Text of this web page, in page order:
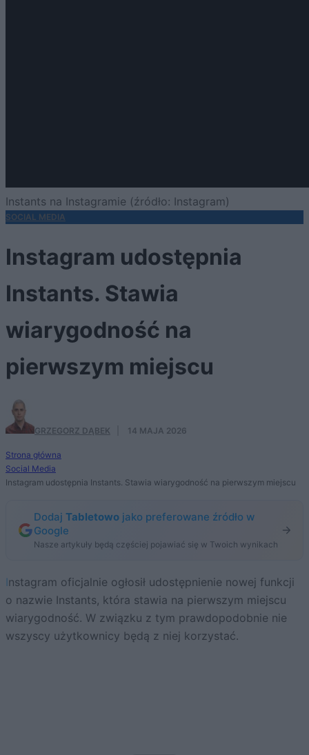
Instants na Instagramie (źródło: Instagram)
SOCIAL MEDIA
Instagram udostępnia
Instants. Stawia
wiarygodność na
pierwszym miejscu
GRZEGORZ DĄBEK 14 MAJA 2026
Strona główna
Social Media
Instagram udostępnia Instants. Stawia wiarygodność na pierwszym miejscu
Dodaj Tabletowo jako preferowane źródło w
Google
Nasze artykuły będą częściej pojawiać się w Twoich wynikach
Instagram oficjalnie ogłosił udostępnienie nowej funkcji
o nazwie Instants, która stawia na pierwszym miejscu
wiarygodność. W związku z tym prawdopodobnie nie
wszyscy użytkownicy będą z niej korzystać.